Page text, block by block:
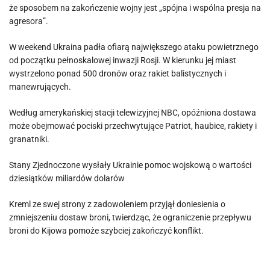
że sposobem na zakończenie wojny jest „spójna i wspólna presja na
agresora”.
W weekend Ukraina padła ofiarą największego ataku powietrznego
od początku pełnoskalowej inwazji Rosji. W kierunku jej miast
wystrzelono ponad 500 dronów oraz rakiet balistycznych i
manewrujących.
Według amerykańskiej stacji telewizyjnej NBC, opóźniona dostawa
może obejmować pociski przechwytujące Patriot, haubice, rakiety i
granatniki.
Stany Zjednoczone wysłały Ukrainie pomoc wojskową o wartości
dziesiątków miliardów dolarów
Kreml ze swej strony z zadowoleniem przyjął doniesienia o
zmniejszeniu dostaw broni, twierdząc, że ograniczenie przepływu
broni do Kijowa pomoże szybciej zakończyć konflikt.